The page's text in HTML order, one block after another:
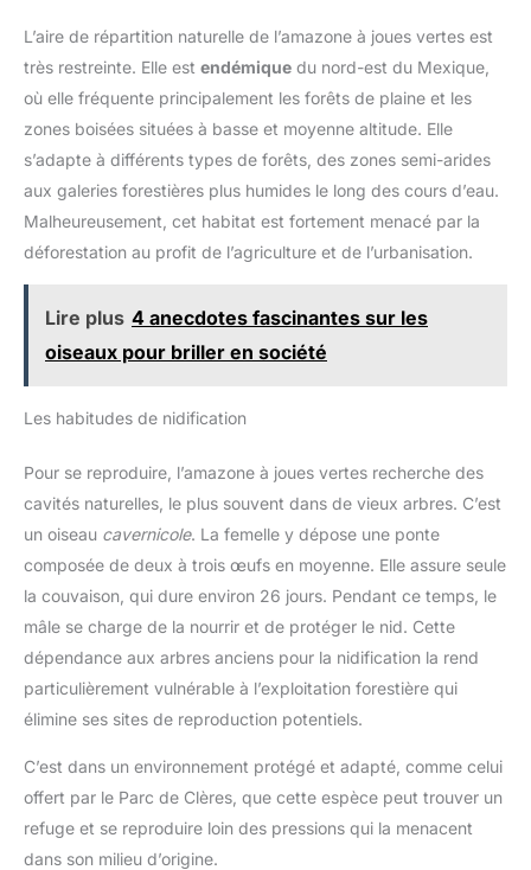
L’aire de répartition naturelle de l’amazone à joues vertes est
très restreinte. Elle est endémique du nord-est du Mexique,
où elle fréquente principalement les forêts de plaine et les
zones boisées situées à basse et moyenne altitude. Elle
s’adapte à différents types de forêts, des zones semi-arides
aux galeries forestières plus humides le long des cours d’eau.
Malheureusement, cet habitat est fortement menacé par la
déforestation au profit de l’agriculture et de l’urbanisation.
Lire plus 4 anecdotes fascinantes sur les
oiseaux pour briller en société
Les habitudes de nidification
Pour se reproduire, l’amazone à joues vertes recherche des
cavités naturelles, le plus souvent dans de vieux arbres. C’est
un oiseau cavernicole. La femelle y dépose une ponte
composée de deux à trois œufs en moyenne. Elle assure seule
la couvaison, qui dure environ 26 jours. Pendant ce temps, le
mâle se charge de la nourrir et de protéger le nid. Cette
dépendance aux arbres anciens pour la nidification la rend
particulièrement vulnérable à l’exploitation forestière qui
élimine ses sites de reproduction potentiels.
C’est dans un environnement protégé et adapté, comme celui
offert par le Parc de Clères, que cette espèce peut trouver un
refuge et se reproduire loin des pressions qui la menacent
dans son milieu d’origine.